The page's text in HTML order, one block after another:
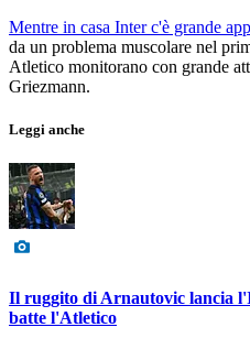
Mentre in casa Inter c'è grande
da un problema muscolare nel
Atletico monitorano con grande
Griezmann.
Leggi anche
Il ruggito di Arnautovic lancia
batte l'Atletico